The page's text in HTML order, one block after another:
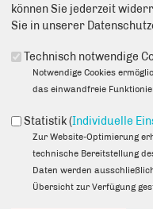
Eigene E-Mail-Adresse*
Eigener Name*
Senden an*
können Sie jederzeit
Sie in unserer
Technisch notwendige
Notwendige Cookies
das einwandfreie
Statistik (Individuelle
Zur Website-Optimierung
technische Bereitstellung
Daten werden
Übersicht zur Verfügung